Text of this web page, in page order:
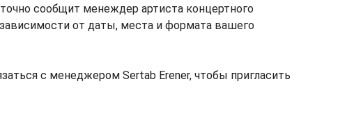
сообщит менеждер артиста концертного
от даты, места и формата вашего
с менеджером Sertab Erener, чтобы пригласить